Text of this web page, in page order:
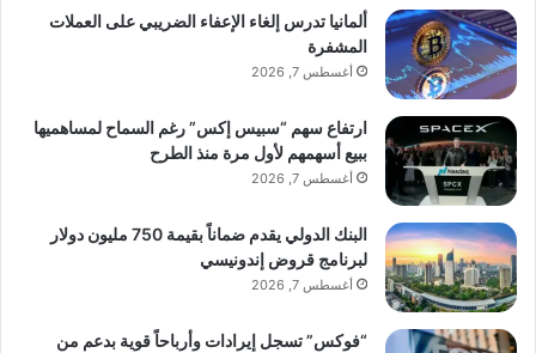
ألمانيا تدرس إلغاء الإعفاء الضريبي على العملات
المشفرة
أغسطس 7, 2026
ارتفاع سهم “سبيس إكس” رغم السماح لمساهميها
ببيع أسهمهم لأول مرة منذ الطرح
أغسطس 7, 2026
البنك الدولي يقدم ضماناً بقيمة 750 مليون دولار
لبرنامج قروض إندونيسي
أغسطس 7, 2026
“فوكس” تسجل إيرادات وأرباحاً قوية بدعم من